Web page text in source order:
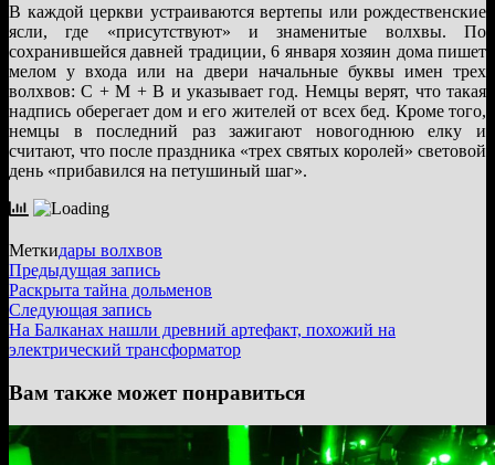
В каждой церкви устраиваются вертепы или рождественские
ясли, где «присутствуют» и знаменитые волхвы. По
сохранившейся давней традиции, 6 января хозяин дома пишет
мелом у входа или на двери начальные буквы имен трех
волхвов: С + М + В и указывает год. Немцы верят, что такая
надпись оберегает дом и его жителей от всех бед. Кроме того,
немцы в последний раз зажигают новогоднюю елку и
считают, что после праздника «трех святых королей» световой
день «прибавился на петушиный шаг».
Меткидары волхвов
Навигация
по
записям
Предыдущая записьПредыдущая
запись:
Раскрыта тайна дольменов
Следующая записьСледующая
запись:
На Балканах нашли древний артефакт, похожий на
электрический трансформатор
Вам также может понравиться